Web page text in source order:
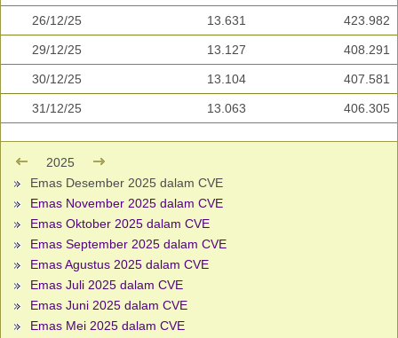
26/12/25 13.631 423.982
29/12/25 13.127 408.291
30/12/25 13.104 407.581
31/12/25 13.063 406.305
2025
Emas Desember 2025 dalam CVE
Emas November 2025 dalam CVE
Emas Oktober 2025 dalam CVE
Emas September 2025 dalam CVE
Emas Agustus 2025 dalam CVE
Emas Juli 2025 dalam CVE
Emas Juni 2025 dalam CVE
Emas Mei 2025 dalam CVE